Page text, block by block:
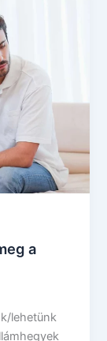
a
lehetünk